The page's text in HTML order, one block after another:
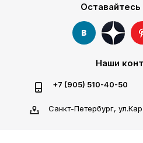
Оставайтесь
Наши
+7 (905) 510-40-50
Санкт-Петербург,